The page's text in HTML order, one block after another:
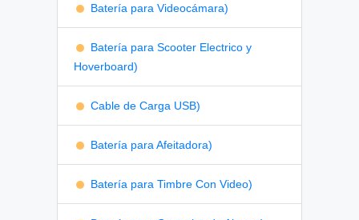
Batería para Videocámara)
Batería para Scooter Electrico y
Hoverboard)
Cable de Carga USB)
Batería para Afeitadora)
Batería para Timbre Con Video)